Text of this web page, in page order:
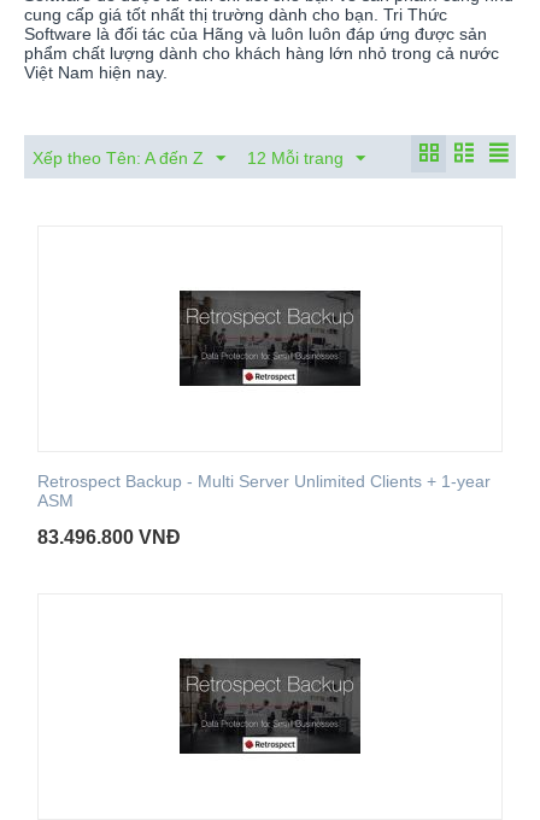
cung cấp giá tốt nhất thị trường dành cho bạn. Tri Thức
Software là đối tác của Hãng và luôn luôn đáp ứng được sản
phẩm chất lượng dành cho khách hàng lớn nhỏ trong cả nước
Việt Nam hiện nay.
Xếp theo Tên: A đến Z 12 Mỗi trang
Retrospect Backup - Multi Server Unlimited Clients + 1-year
ASM
83.496.800 VNĐ